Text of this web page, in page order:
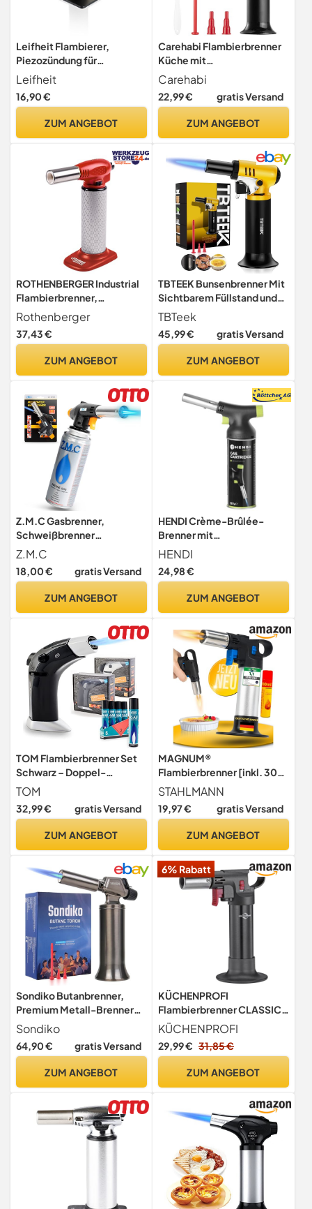
Leifheit Flambierer,
Piezozündung für
Karamellisieren und
Aromatisieren
Leifheit
16,90 €
ZUM ANGEBOT
Carehabi Flambierbrenner
Küche mit
Sicherheitsschloss,
Nachfüllbarer &
Einstellbarer
Küchenbrenner für Creme
Camping (Butan nicht
inbegriffen)
Carehabi
22,99 € gratis Versand
ZUM ANGEBOT
ROTHENBERGER Industrial
Flambierbrenner,
Universalbrenner HOT FIRE,
Creme Brulee, Flambieren,
Karamellisieren,
Über-Kopf-Arbeiten
1500002990
Rothenberger
37,43 €
ZUM ANGEBOT
TBTEEK Bunsenbrenner Mit
Sichtbarem Füllstand und
Einstellbarer Flamme
TBTeek
45,99 € gratis Versand
ZUM ANGEBOT
Z.M.C Gasbrenner,
Schweißbrenner
Flambierbrenner bis zu
1300°C, Bunsenbrenner
Lötlampe 1,3kW,
Abflammgerät mit
(Gasbrenner Gasanzünder)
Z.M.C
18,00 € gratis Versand
ZUM ANGEBOT
HENDI Crème-Brûlée-
Brenner mit
Nachfüllkartusche, für
HENDI Gaskartuschen
199039, mit grünen
ergonomischen Griff,
Gasbrenner,
Küchenbrenne, Schwarz
HENDI
24,98 €
ZUM ANGEBOT
TOM Flambierbrenner Set
Schwarz – Doppel-
Jetflame mit 5x Gas
TOM
32,99 € gratis Versand
ZUM ANGEBOT
MAGNUM®
Flambierbrenner [inkl. 300
ml Gas] Küchenbrenner bis
1300 °C
STAHLMANN
19,97 € gratis Versand
ZUM ANGEBOT
Sondiko Butanbrenner,
Premium Metall-Brenner
mit Großer Flamme –
Nachfüllbarer Lötbrenner
zum Kochen, BBQ,
(Butangas Nicht im
Sondiko
64,90 € gratis Versand
ZUM ANGEBOT
6% Rabatt
KÜCHENPROFI
Flambierbrenner CLASSIC,
nachfüllbar, einstellbare
Flamme
KÜCHENPROFI
29,99 € 31,85 €
ZUM ANGEBOT